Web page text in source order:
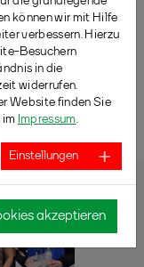
können wir mit Hilfe
verbessern. Hierzu
Besuchern
in die
widerrufen.
Website finden Sie
im Impressum.
Einstellungen
akzeptieren